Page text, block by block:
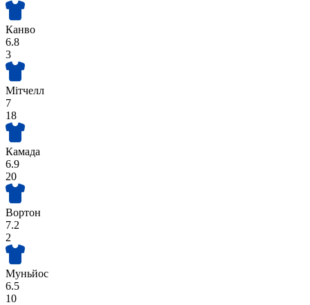
Канво
6.8
3
Мітчелл
7
18
Камада
6.9
20
Вортон
7.2
2
Муньйос
6.5
10